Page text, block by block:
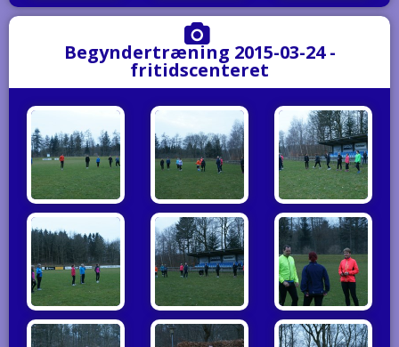
Begyndertræning 2015-03-24 -
fritidscenteret